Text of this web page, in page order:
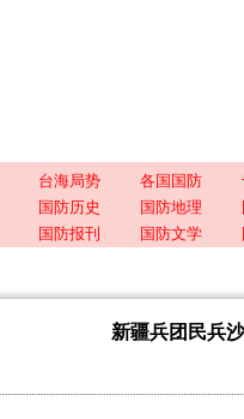
台海局势 各国国防
国防历史 国防地理
国防报刊 国防文学
新疆兵团民兵